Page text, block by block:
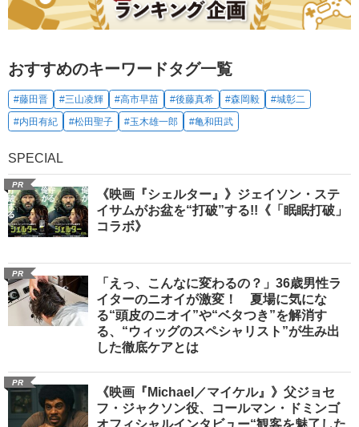
おすすめのキーワードタグ一覧
#藤田晋 #三山凌輝 #高市早苗 #後藤真希 #森岡毅
#城彰二
#内田有紀
#松田聖子 #玉木雄一郎 #亀和田武
SPECIAL
PR
《映画『シェルター』》ジェイソン・ステ
イサムがお盆を“打破”する!!《「眠眠打破」
コラボ》
PR
「えっ、こんなに変わるの？」36歳男性ラ
イターのニオイが激変！ 夏場に気にな
る“頭皮のニオイ”や“ベタつき”を解消す
る、“ウィッグのスペシャリスト”が生み出
した徹底ケアとは
PR
《映画『Michael／マイケル』》父ジョセ
フ・ジャクソン役、コールマン・ドミンゴ